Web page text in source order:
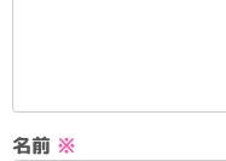
名前 ※